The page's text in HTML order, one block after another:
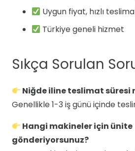
Uygun fiyat, hızlı
Türkiye geneli hizmet
Sıkça Sorulan
Niğde iline teslimat süresi
Genellikle 1-3 iş günü içinde
Hangi makineler için ünite
gönderiyorsunuz?